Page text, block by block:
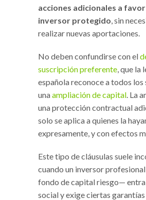
acciones adicionales a
inversor protegido, sin
realizar nuevas aportaciones.
No deben confundirse con el
suscripción preferente, que la
española reconoce a todos los
unaampliación de capital. La
una protección contractual
solo se aplica a quienes la
expresamente, y con efectos
Este tipo de cláusulas suele
cuando un inversor
fondo de capital riesgo—
social y exige ciertas